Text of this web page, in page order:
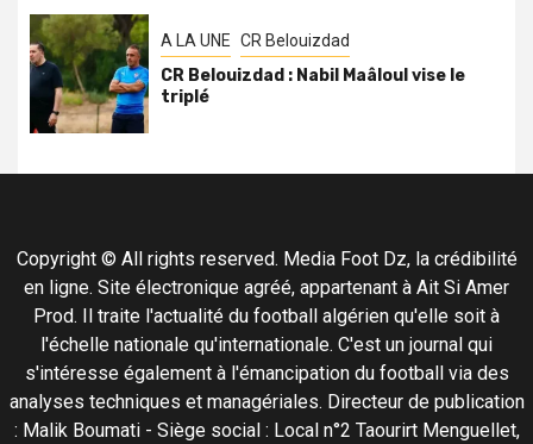
A LA UNE CR Belouizdad
CR Belouizdad : Nabil Maâloul vise le
triplé
Copyright © All rights reserved. Media Foot Dz, la crédibilité
en ligne. Site électronique agréé, appartenant à Ait Si Amer
Prod. Il traite l'actualité du football algérien qu'elle soit à
l'échelle nationale qu'internationale. C'est un journal qui
s'intéresse également à l'émancipation du football via des
analyses techniques et managériales. Directeur de publication
: Malik Boumati - Siège social : Local n°2 Taourirt Menguellet,